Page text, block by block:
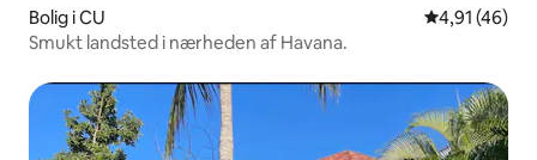
Bolig i CU 4,91 ud af 5
4,91 (46)
Smukt landsted i nærheden af Havana.